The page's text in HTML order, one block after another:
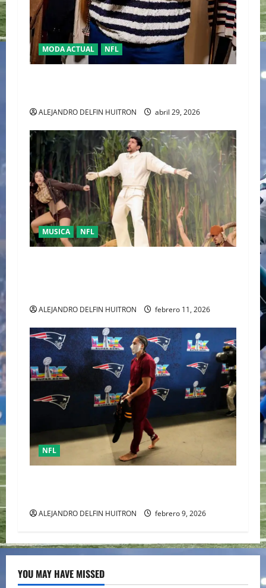
MODA ACTUAL NFL
ALEJANDRO DELFIN HUITRON abril 29, 2026
MUSICA NFL
ALEJANDRO DELFIN HUITRON febrero 11, 2026
NFL
ALEJANDRO DELFIN HUITRON febrero 9, 2026
YOU MAY HAVE MISSED